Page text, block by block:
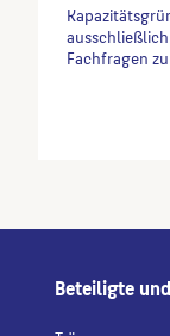
Fachfragen
Beteiligte